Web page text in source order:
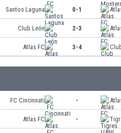
Santos Laguna 0-1
Club León 2-3
Atlas FC 3-4
FC Cincinnati -
Atlas FC -